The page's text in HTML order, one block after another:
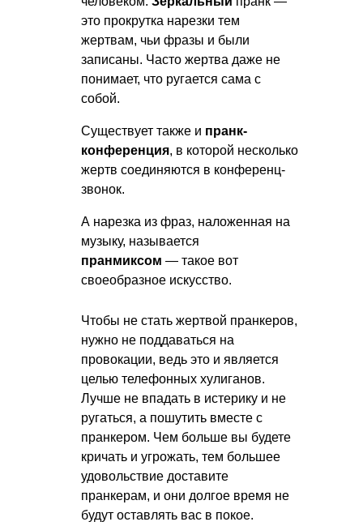
это прокрутка нарезки тем
жертвам, чьи фразы и были
записаны. Часто жертва даже не
понимает, что ругается сама с
собой.
Существует также и пранк-
конференция, в которой несколько
жертв соединяются в конференц-
звонок.
А нарезка из фраз, наложенная на
музыку, называется
пранмиксом — такое вот
своеобразное искусство.
Чтобы не стать жертвой пранкеров,
нужно не поддаваться на
провокации, ведь это и является
целью телефонных хулиганов.
Лучше не впадать в истерику и не
ругаться, а пошутить вместе с
пранкером. Чем больше вы будете
кричать и угрожать, тем большее
удовольствие доставите
пранкерам, и они долгое время не
будут оставлять вас в покое.